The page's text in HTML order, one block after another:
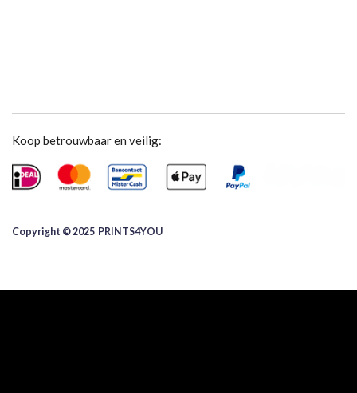
Koop betrouwbaar en veilig:
Copyright © 2025 ​PRINTS4YOU